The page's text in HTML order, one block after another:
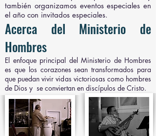
también organizamos eventos especiales en
el año con invitados especiales.
Acerca del Ministerio de
Hombres
El enfoque principal del Ministerio de Hombres
es que los corazones sean transformados para
que puedan vivir vidas victoriosas como hombres
de Dios y se conviertan en discípulos de Cristo.